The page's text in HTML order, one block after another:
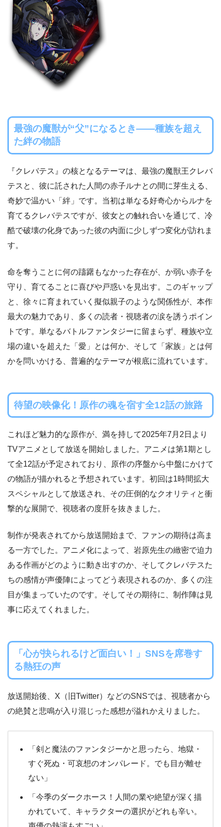
最強の魔獣が“父”になるとき——種族を超え
た絆の物語
『クレバテス』の核となるテーマは、最強の魔獣王クレバ
テスと、彼に託された人間の赤子ルナとの間に芽生える、
奇妙で温かい「絆」です。当初は単なる好奇心からルナを
育てるクレバテスですが、彼女との触れ合いを通じて、冷
酷で破壊の化身であった彼の内面に少しずつ変化が訪れま
す。
命を奪うことに何の躊躇もなかった存在が、か弱い赤子を
守り、育てることに喜びや戸惑いを見出す。このギャップ
と、徐々に育まれていく擬似親子のような関係性が、本作
最大の魅力であり、多くの読者・視聴者の涙を誘うポイン
トです。単なるバトルファンタジーに留まらず、種族や立
場の違いを超えた「愛」とは何か、そして「家族」とは何
かを問いかける、普遍的なテーマが根底に流れています。
待望の映像化！原作の魂を宿す全12話の旅路
これほど魅力的な原作が、満を持して2025年7月2日より
TVアニメとして放送を開始しました。アニメは第1期とし
て全12話が予定されており、原作の序盤から中盤にかけて
の物語が描かれると予想されています。初回は1時間拡大
スペシャルとして放送され、その圧倒的なクオリティと衝
撃的な展開で、視聴者の度肝を抜きました。
制作が発表されてから放送開始まで、ファンの期待は高ま
る一方でした。アニメ化によって、岩原先生の緻密で迫力
ある作画がどのように動き出すのか、そしてクレバテスた
ちの感情が声優陣によってどう表現されるのか、多くの注
目が集まっていたのです。そしてその期待に、制作陣は見
事に応えてくれました。
「心が抉られるけど面白い！」SNSを席巻す
る熱狂の声
放送開始後、X（旧Twitter）などのSNSでは、視聴者から
の絶賛と悲鳴が入り混じった感想が溢れかえりました。
「剣と魔法のファンタジーかと思ったら、地獄・
すぐ死ぬ・可哀想のオンパレード。でも目が離せ
ない」
「今季のダークホース！人間の業や絶望が深く描
かれていて、キャラクターの選択がどれも辛い。